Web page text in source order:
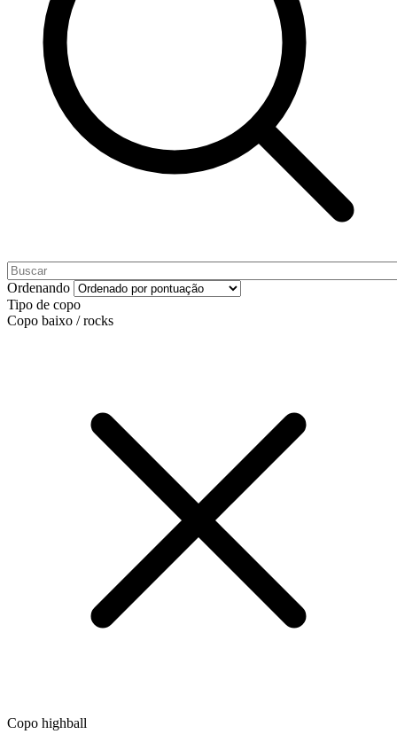
Ordenando
Tipo de copo
Copo baixo / rocks
Copo highball